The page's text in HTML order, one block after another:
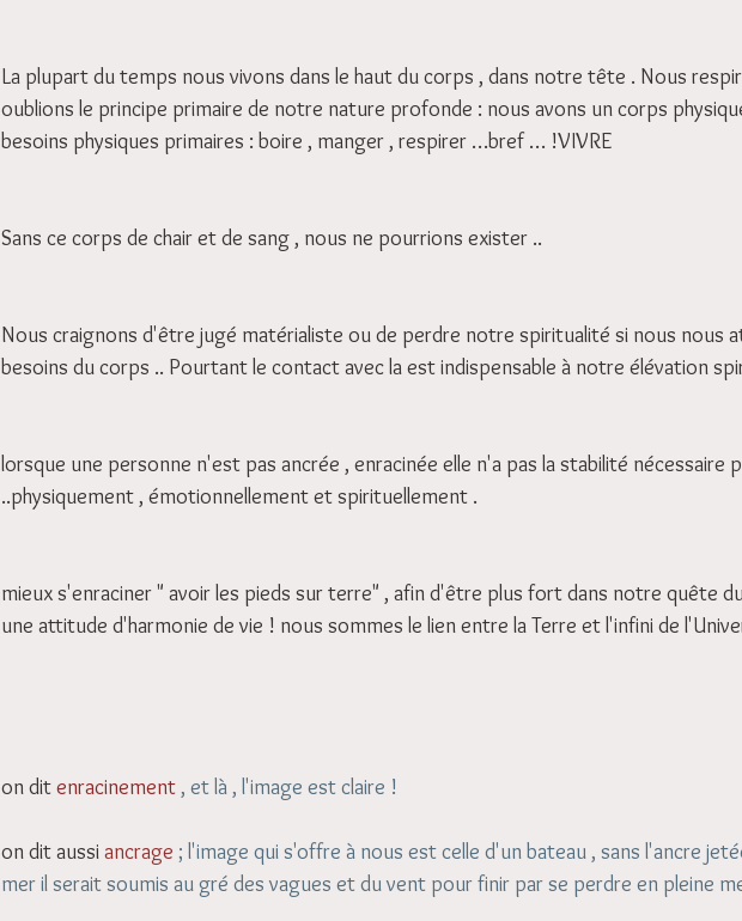
La plupart du temps nous vivons dans le haut du corps , dans notre tête . Nous
oublions le principe primaire de notre nature profonde : nous avons un corps
besoins physiques primaires : boire , manger , respirer …bref … !VIVRE
Sans ce corps de chair et de sang , nous ne pourrions exister ..
Nous craignons d'être jugé matérialiste ou de perdre notre spiritualité si nous nous
besoins du corps .. Pourtant le contact avec la est indispensable à notre élévation
lorsque une personne n'est pas ancrée , enracinée elle n'a pas la stabilité nécessaire
..physiquement , émotionnellement et spirituellement .
mieux s'enraciner " avoir les pieds sur terre" , afin d'être plus fort dans notre quête
une attitude d'harmonie de vie ! nous sommes le lien entre la Terre et l'infini de
on dit enracinement , et là , l'image est claire !
on dit aussi ancrage ; l'image qui s'offre à nous est celle d'un bateau , sans l'ancre
mer il serait soumis au gré des vagues et du vent pour finir par se perdre en pleine